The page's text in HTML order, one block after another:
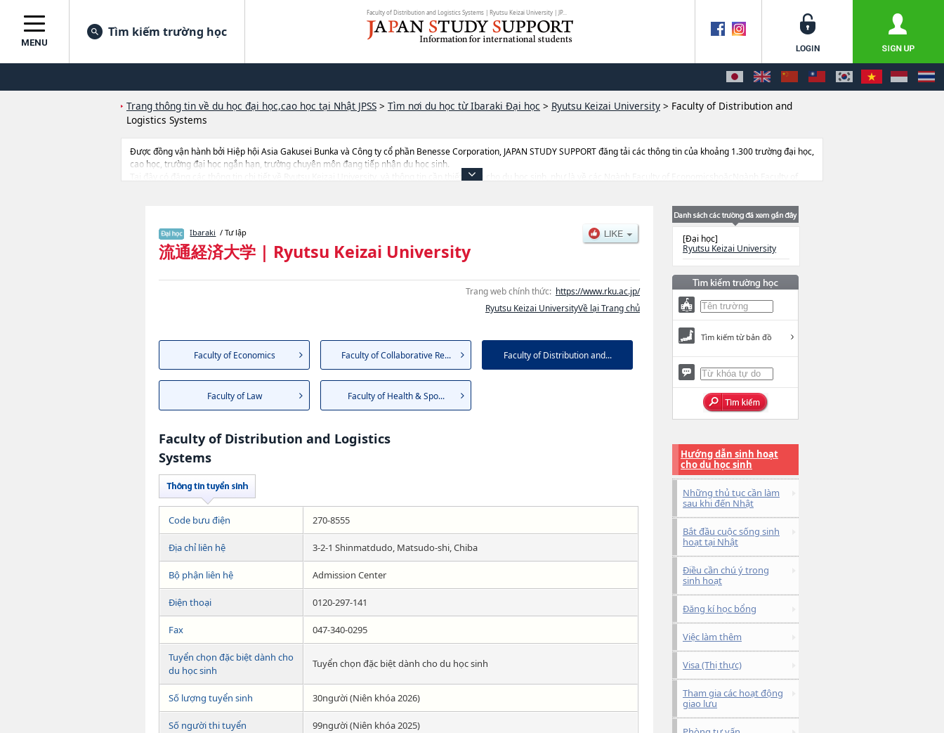
Faculty of Distribution and Logistics Systems | Ryutsu Keizai University | JP...
MENU
Tìm kiếm trường học
Trang thông tin về du học đại học,cao học tại Nhật JPSS > Tìm nơi du học từ Ibaraki Đại học > Ryutsu Keizai University > Faculty of Distribution and
Logistics Systems
Được đồng vận hành bởi Hiệp hội Asia Gakusei Bunka và Công ty cổ phần Benesse Corporation, JAPAN STUDY SUPPORT đăng tải các thông tin của khoảng 1.300 trường đại học,
cao học, trường đại học ngắn hạn, trường chuyên môn đang tiếp nhận du học sinh.
Tại đây có đăng các thông tin chi tiết về Ryutsu Keizai University, và thông tin cần thiết dành cho du học sinh, như là về các Ngành Faculty of EconomicshoặcNgành Faculty of
Ibaraki / Tư lập
流通経済大学 | Ryutsu Keizai University
Trang web chính thức: https://www.rku.ac.jp/
Ryutsu Keizai UniversityVề lại Trang chủ
Faculty of Economics Faculty of Collaborative Re... Faculty of Distribution and...
Faculty of Law Faculty of Health & Spo...
Faculty of Distribution and Logistics
Systems
Code bưu điện 270-8555
Địa chỉ liên hệ 3-2-1 Shinmatdudo, Matsudo-shi, Chiba
Bộ phận liên hệ Admission Center
Điện thoại 0120-297-141
Fax 047-340-0295
Tuyển chọn đặc biệt dành cho
du học sinh
Tuyển chọn đặc biệt dành cho du học sinh
Số lượng tuyển sinh 30người (Niên khóa 2026)
Số người thi tuyển 99người (Niên khóa 2025)
[Đại học]
Ryutsu Keizai University
Tìm kiếm từ bản đồ
Hướng dẫn sinh hoạt
cho du học sinh
Những thủ tục cần làm
sau khi đến Nhật
Bắt đầu cuộc sống sinh
hoạt tại Nhật
Điều cần chú ý trong
sinh hoạt
Đăng kí học bổng
Việc làm thêm
Visa (Thị thực)
Tham gia các hoạt động
giao lưu